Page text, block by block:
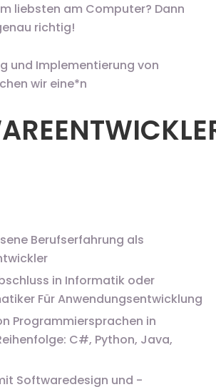
liebsten am Computer? Dann
richtig!
und Implementierung von
wir eine*n
Berufserfahrung als
in Informatik oder
Für Anwendungsentwicklung
Programmiersprachen in
C#, Python, Java,
Softwaredesign und -